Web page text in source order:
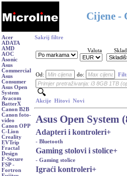
Cijene -
Acer
ADATA
AMD
AOC
Asonic
Asus
Commercial
Asus
Consumer
Asus Open
System
Avacom
BatterX
Canon B2B
Canon foto-
video
Canon OPP
C-Lion
Creality
EVTrip
Fractal
Design
F-Secure
FSP -
Fortron
Sakrij filtre
Valuta
Od: do:
Akcije Hitovi Novi
Asus Open System
Adapteri i kontroleri+
- Bluetooth
Gaming stolovi i stolice+
- Gaming stolice
Igraći kontroleri+